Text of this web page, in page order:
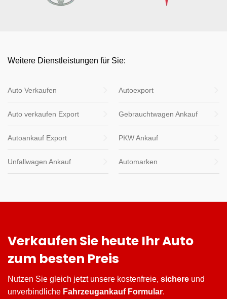
Weitere Dienstleistungen für Sie:
Auto Verkaufen Autoexport
Auto verkaufen Export Gebrauchtwagen Ankauf
Autoankauf Export PKW Ankauf
Unfallwagen Ankauf Automarken
Verkaufen Sie heute Ihr Auto
zum besten Preis
Nutzen Sie gleich jetzt unsere kostenfreie, sichere und
unverbindliche Fahrzeugankauf Formular.